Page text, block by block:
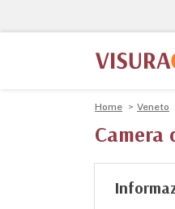
Home Veneto
Camera